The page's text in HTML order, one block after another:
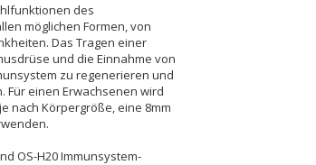
des
möglichen Formen, von
Das Tragen einer
und die Einnahme von
zu regenerieren und
einen Erwachsenen wird
nach Körpergröße, eine 8mm
OS-H20 Immunsystem-